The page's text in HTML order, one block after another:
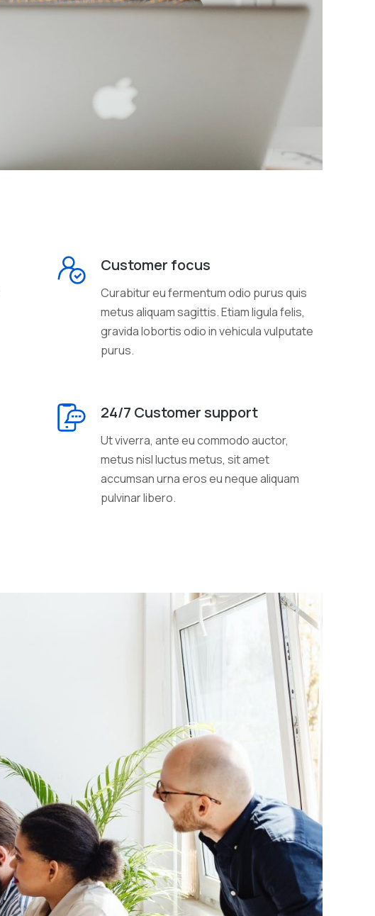
Customer focus
Curabitur eu fermentum odio purus quis
metus aliquam sagittis. Etiam ligula felis,
gravida lobortis odio in vehicula vulputate
purus.
24/7 Customer support
Ut viverra, ante eu commodo auctor,
metus nisl luctus metus, sit amet
accumsan urna eros eu neque aliquam
pulvinar libero.